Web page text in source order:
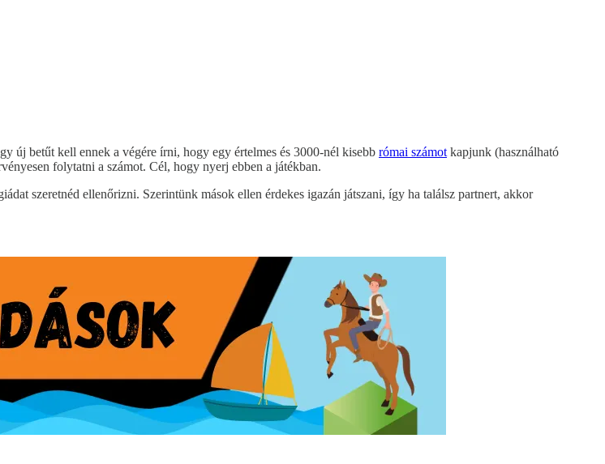
új betűt kell ennek a végére írni, hogy egy értelmes és 3000-nél kisebb római számotkapjunk (használható
folytatni a számot. Cél, hogy nyerj ebben a játékban.
szeretnéd ellenőrizni. Szerintünk mások ellen érdekes igazán játszani, így ha találsz partnert, akkor